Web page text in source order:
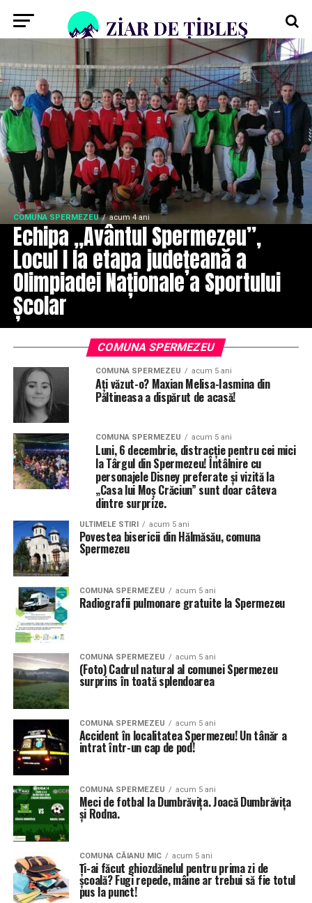
COMUNA SPERMEZEU acum 4 ani
Echipa „Avântul Spermezeu”,
Locul I Ia etapa județeană a
Olimpiadei Naționale a Sportului
Școlar
COMUNA SPERMEZEU
COMUNA SPERMEZEU acum 5 ani
Ați văzut-o? Maxian Melisa-Iasmina din
Păltineasa a dispărut de acasă!
COMUNA SPERMEZEU acum 5 ani
Luni, 6 decembrie, distracție pentru cei mici
la Târgul din Spermezeu! Întâlnire cu
personajele Disney preferate și vizită la
„Casa lui Moș Crăciun” sunt doar câteva
dintre surprize.
ULTIMELE STIRI acum 5 ani
Povestea bisericii din Hălmăsău, comuna
Spermezeu
COMUNA SPERMEZEU acum 5 ani
Radiografii pulmonare gratuite la Spermezeu
COMUNA SPERMEZEU acum 5 ani
(Foto) Cadrul natural al comunei Spermezeu
surprins în toată splendoarea
COMUNA SPERMEZEU acum 5 ani
Accident în localitatea Spermezeu! Un tânăr a
intrat într-un cap de pod!
COMUNA SPERMEZEU acum 5 ani
Meci de fotbal la Dumbrăvița. Joacă Dumbrăvița
și Rodna.
COMUNA CĂIANU MIC acum 5 ani
Ți-ai făcut ghiozdănelul pentru prima zi de
școală? Fugi repede, mâine ar trebui să fie totul
pus la punct!